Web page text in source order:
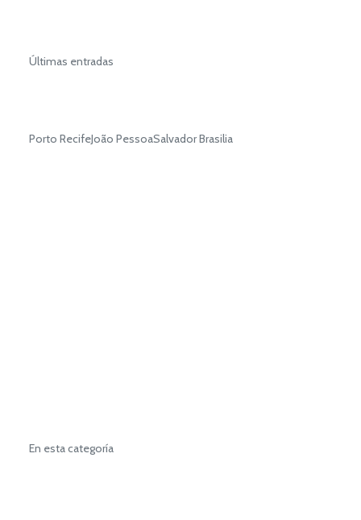
Últimas entradas
Porto RecifeJoão PessoaSalvador Brasilia
En esta categoría